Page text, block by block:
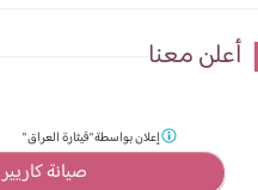
أعلن معنا
صيانة كاريير
إعلان بواسطة"قيثارة العراق "